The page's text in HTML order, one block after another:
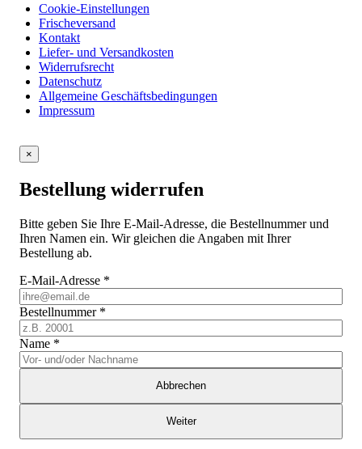
Cookie-Einstellungen
Frischeversand
Kontakt
Liefer- und Versandkosten
Widerrufsrecht
Datenschutz
Allgemeine Geschäftsbedingungen
Impressum
×
Bestellung widerrufen
Bitte geben Sie Ihre E-Mail-Adresse, die Bestellnummer und
Ihren Namen ein. Wir gleichen die Angaben mit Ihrer
Bestellung ab.
E-Mail-Adresse *
Bestellnummer *
Name *
Abbrechen
Weiter